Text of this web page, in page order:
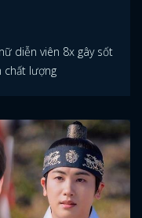
diễn viên 8x gây sốt
chất lượng